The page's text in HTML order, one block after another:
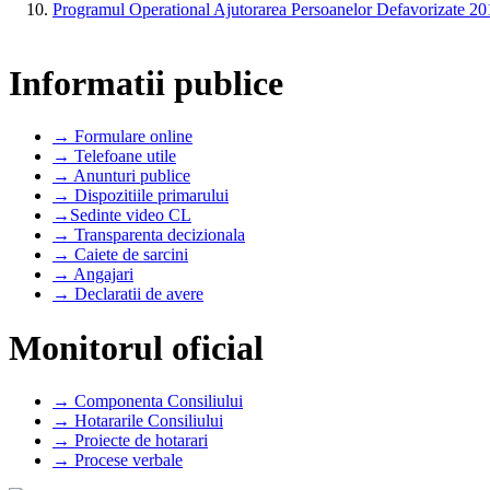
Programul Operational Ajutorarea Persoanelor Defavorizate
Informatii publice
→ Formulare online
→ Telefoane utile
→ Anunturi publice
→ Dispozitiile primarului
→Sedinte video CL
→ Transparenta decizionala
→ Caiete de sarcini
→ Angajari
→ Declaratii de avere
Monitorul oficial
→ Componenta Consiliului
→ Hotararile Consiliului
→ Proiecte de hotarari
→ Procese verbale